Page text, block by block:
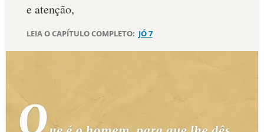
DEVOCIONAL DIÁRIO
ESTUDOS BÍBLICOS
e atenção,
LEIA O CAPÍTULO COMPLETO: JÓ 7